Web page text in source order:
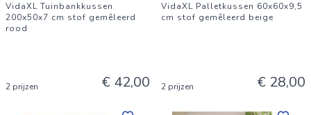
VidaXL Tuinbankkussen
200x50x7 cm stof gemêleerd
rood
2 prijzen € 42,00
VidaXL Palletkussen 60x60x9,5
cm stof gemêleerd beige
2 prijzen € 28,00